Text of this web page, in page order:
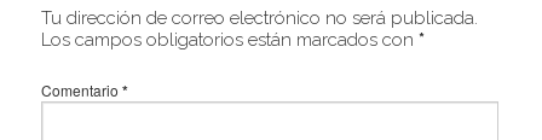
Tu dirección de correo electrónico no será publicada.
Los campos obligatorios están marcados con *
Comentario *